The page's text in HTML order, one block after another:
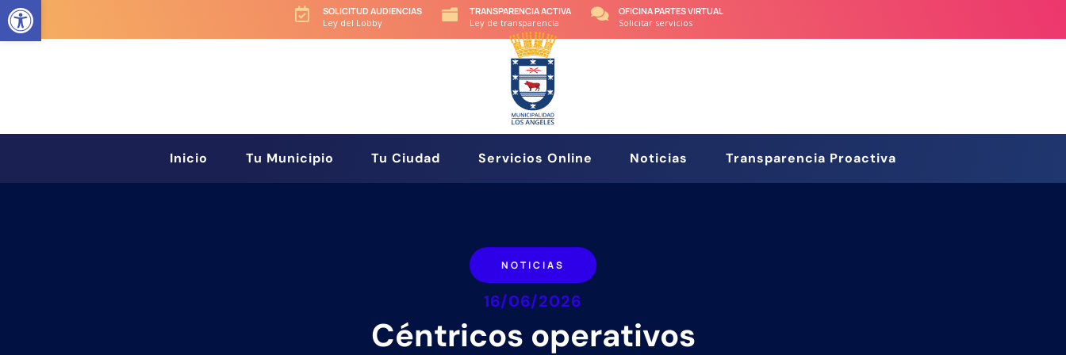

SOLICITUD AUDIENCIAS
Ley del Lobby

TRANSPARENCIA ACTIVA
Ley de transparencia

OFICINA PARTES VIRTUAL
Solicitar servicios
Inicio Tu Municipio Tu Ciudad Servicios Online Noticias Transparencia Proactiva
NOTICIAS
16/06/2026
Céntricos operativos